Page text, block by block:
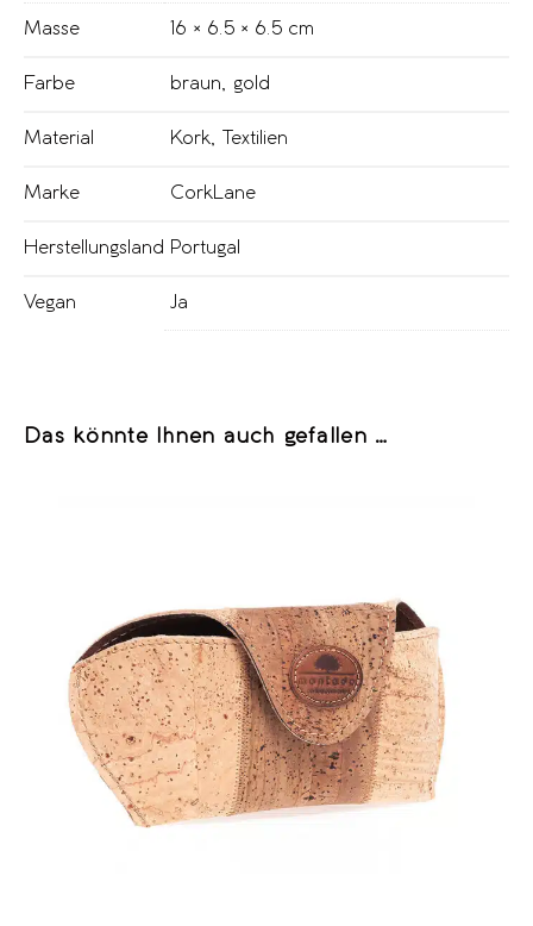
Masse 16 × 6.5 × 6.5 cm
Farbe braun, gold
Material Kork, Textilien
Marke CorkLane
Herstellungsland Portugal
Vegan Ja
Das könnte Ihnen auch gefallen …